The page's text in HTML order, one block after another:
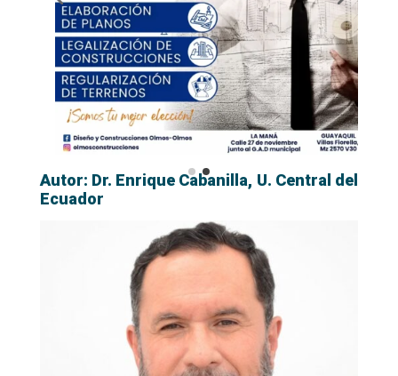
Autor: Dr. Enrique Cabanilla, U. Central del
Ecuador